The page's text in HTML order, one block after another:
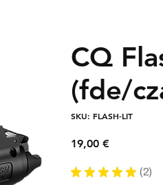
CQ
(fde/
SKU: FLASH-LIT
19,00 €Cena
★ ★ ★ ★ ★ 2
2